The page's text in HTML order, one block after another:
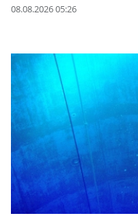
08.08.2026 05:26